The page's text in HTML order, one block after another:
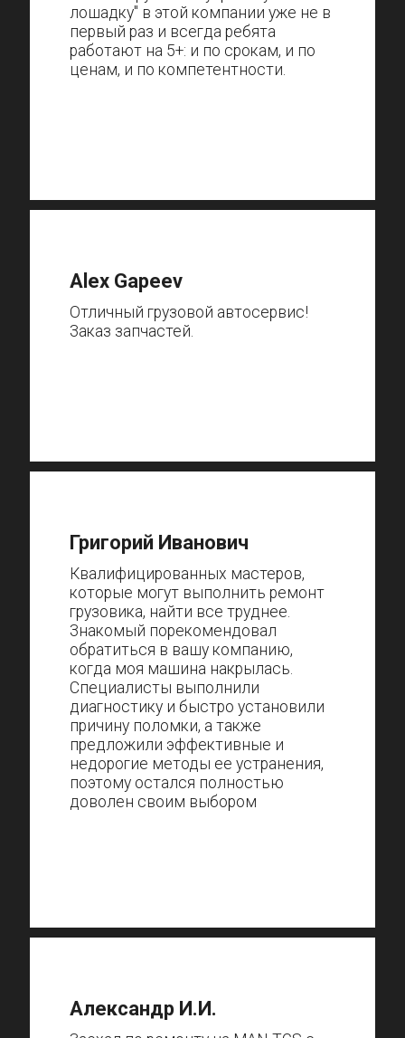
лошадку" в этой компании уже не в
первый раз и всегда ребята
работают на 5+: и по срокам, и по
ценам, и по компетентности.
Alex Gapeev
Отличный грузовой автосервис!
Заказ запчастей.
Григорий Иванович
Квалифицированных мастеров,
которые могут выполнить ремонт
грузовика, найти все труднее.
Знакомый порекомендовал
обратиться в вашу компанию,
когда моя машина накрылась.
Специалисты выполнили
диагностику и быстро установили
причину поломки, а также
предложили эффективные и
недорогие методы ее устранения,
поэтому остался полностью
доволен своим выбором
Александр И.И.